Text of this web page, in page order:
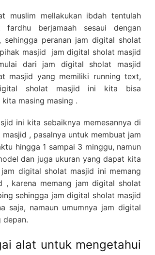
muslim mellakukan ibdah tentulah
fardhu berjamaah sesaui dengan
peranan jam digital sholat
masjid jam digital sholat masjid
dari jam digital sholat masjid
masjid yang memiliki running text,
sholat masjid ini kita bisa
masing masing .
ini kita sebaiknya memesannya di
, pasalnya untuk membuat jam
hingga 1 sampai 3 minggu, namun
dan juga ukuran yang dapat kita
digital sholat masjid ini memang
, karena memang jam digital sholat
sehingga jam digital sholat masjid
saja, namaun umumnya jam digital
depan.
alat untuk mengetahui